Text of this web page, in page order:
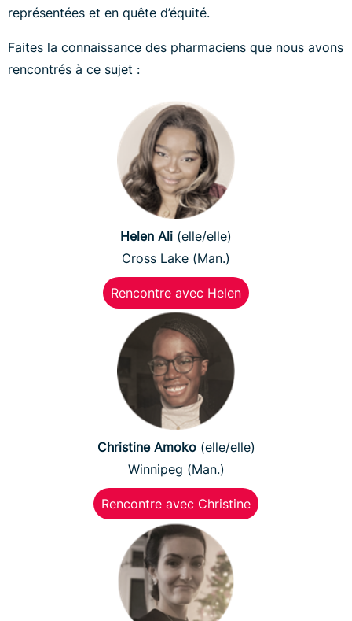
représentées et en quête d’équité.
Faites la connaissance des pharmaciens que nous avons
rencontrés à ce sujet :
Helen Ali (elle/elle)
Cross Lake (Man.)
Rencontre avec Helen
Christine Amoko (elle/elle)
Winnipeg (Man.)
Rencontre avec Christine